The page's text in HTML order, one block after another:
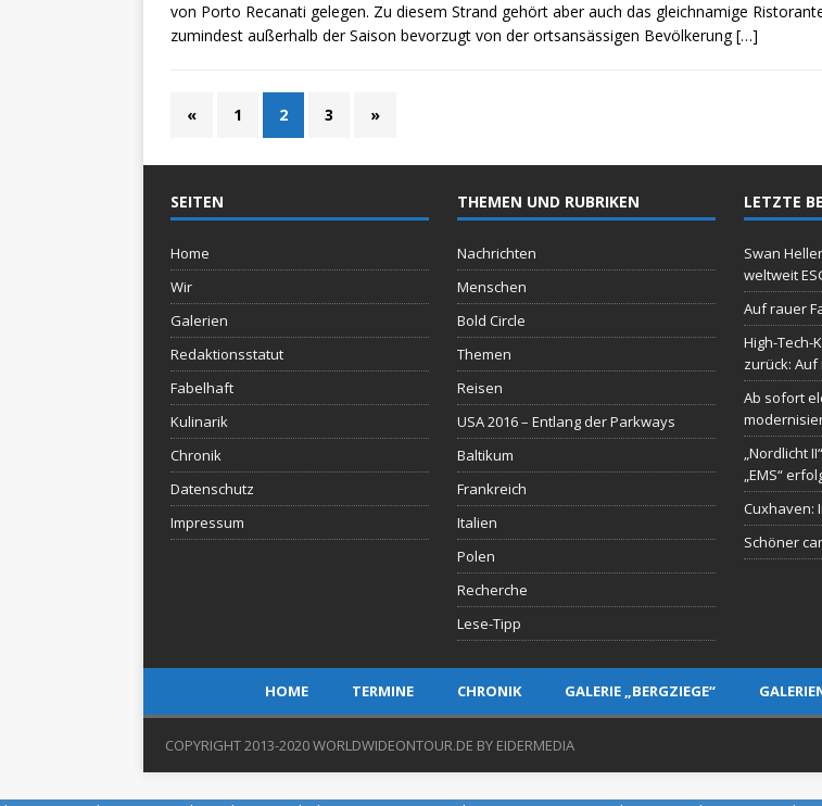
von Porto Recanati gelegen. Zu diesem Strand gehört aber auch das gleichnamige
zumindest außerhalb der Saison bevorzugt von der ortsansässigen Bevölkerung[…]
« 1 2 3 »
SEITEN
Home
Wir
Galerien
Redaktionsstatut
Fabelhaft
Kulinarik
Chronik
Datenschutz
Impressum
THEMEN UND RUBRIKEN
Nachrichten
Menschen
Bold Circle
Themen
Reisen
USA 2016 – Entlang der Parkways
Baltikum
Frankreich
Italien
Polen
Recherche
Lese-Tipp
LETZTE
Swan
weltweit
Auf rauer
High-Tech-
zurück:
Ab sofort
„Nordlicht
„EMS“
Cuxhaven:
Schöner
HOME TERMINE CHRONIK GALERIE „BERGZIEGE“
COPYRIGHT 2013-2020 WORLDWIDEONTOUR.DE BY EIDERMEDIA